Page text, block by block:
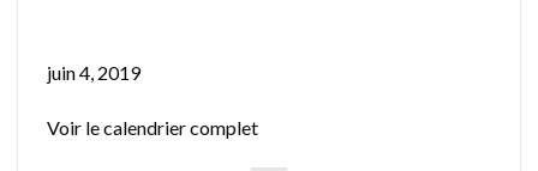
de
de
juin 4, 2019
Voir le calendrier complet